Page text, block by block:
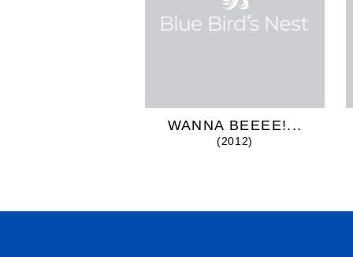
WANNA BEEEE!...
(2012)